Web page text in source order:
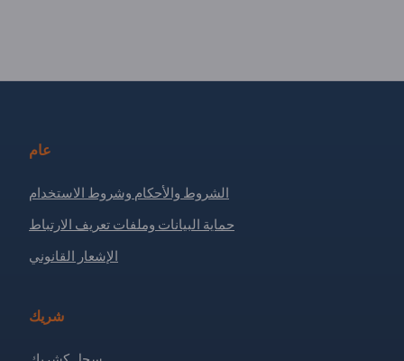
عام
الشروط والأحكام وشروط الاستخدام
حماية البيانات وملفات تعريف الارتباط
الإشعار القانوني
شريك